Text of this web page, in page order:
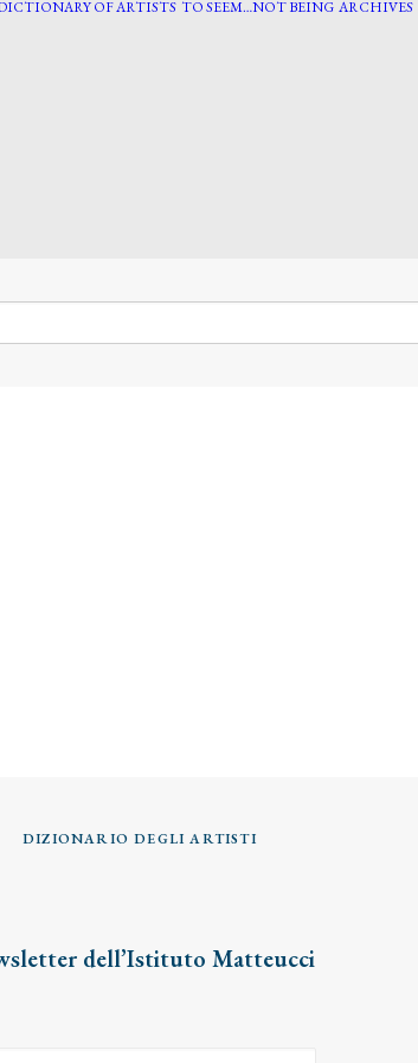
OF ARTISTS TO SEEM…NOT BEING ARCHIVES
DIZIONARIO DEGLI ARTISTI
dell’Istituto Matteucci